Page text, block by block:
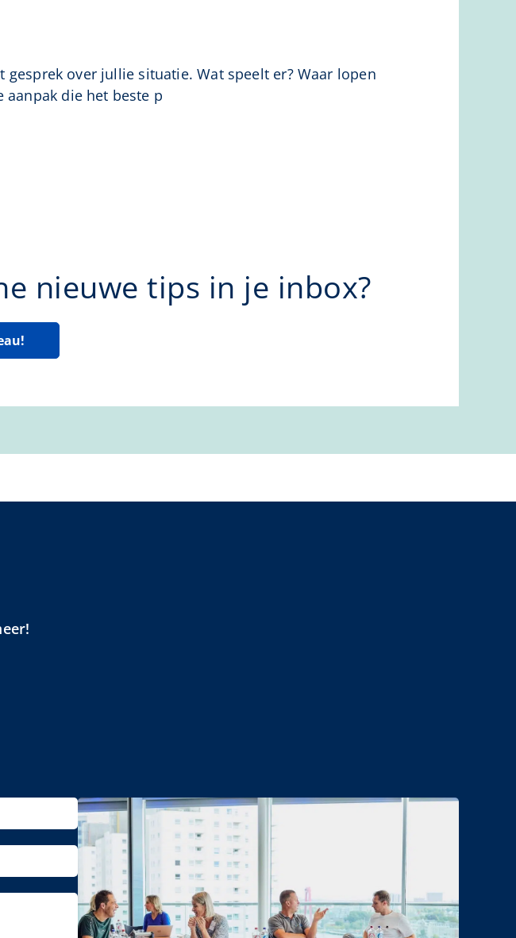
over jullie situatie. Wat speelt er? Waar lopen
aanpak die het beste p
nieuwe tips in je inbox?